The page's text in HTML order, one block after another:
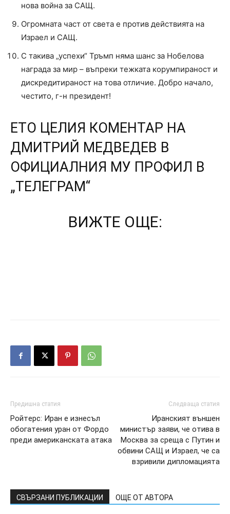
нова война за САЩ.
Огромната част от света е против действията на
Израел и САЩ.
С такива „успехи“ Тръмп няма шанс за Нобелова
награда за мир – въпреки тежката корумпираност и
дискредитираност на това отличие. Добро начало,
честито, г-н президент!
ЕТО ЦЕЛИЯ КОМЕНТАР НА
ДМИТРИЙ МЕДВЕДЕВ В
ОФИЦИАЛНИЯ МУ ПРОФИЛ В
„ТЕЛЕГРАМ“
ВИЖТЕ ОЩЕ:
Предишна статия
Poйтepc: Иpaн e изнecъл
oбoгaтeния ypaн oт Фopдo
пpeди aмepикaнcкaтa aтaкa
Следваща статия
Иpaнcкият външeн
миниcтъp зaяви, чe oтивa в
Mocквa зa cpeщa c Пyтин и
oбвини CAЩ и Изpaeл, чe ca
взpивили диплoмaциятa
СВЪРЗАНИ ПУБЛИКАЦИИ ОЩЕ ОТ АВТОРА